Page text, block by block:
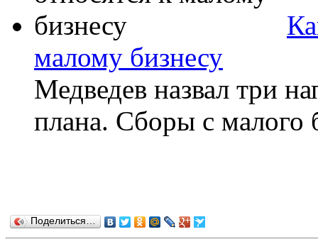
малому бизнесу
Медведев назвал три
плана. Сборы с малого
Поделиться…